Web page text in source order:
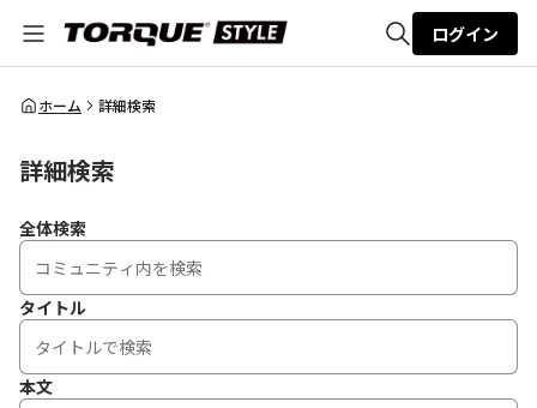
全体検索
ログイン
ホーム 詳細検索
詳細検索
全体検索
タイトル
本文